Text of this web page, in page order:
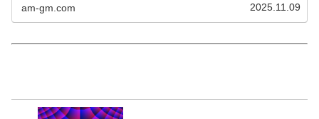
am-gm.com 2025.11.09